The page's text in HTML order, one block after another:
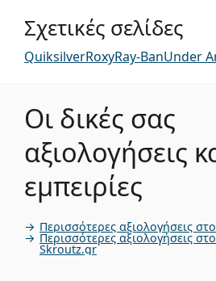
Σχετικές σελίδες
QuiksilverRoxyRay-BanUnder
Οι δικές σας
αξιολογήσεις
εμπειρίες
Περισσότερες αξιολογήσεις
Περισσότερες αξιολογήσεις στο
Skroutz.gr